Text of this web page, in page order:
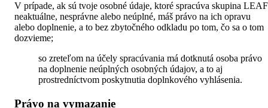
V prípade, ak sú tvoje osobné údaje, ktoré spracúva skupina LEAF
neaktuálne, nesprávne alebo neúplné, máš právo na ich opravu
alebo doplnenie, a to bez zbytočného odkladu po tom, čo sa o tom
dozvieme;
so zreteľom na účely spracúvania má dotknutá osoba právo
na doplnenie neúplných osobných údajov, a to aj
prostredníctvom poskytnutia doplnkového vyhlásenia.
Právo na vymazanie